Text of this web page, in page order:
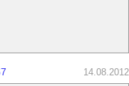
14.08.2012